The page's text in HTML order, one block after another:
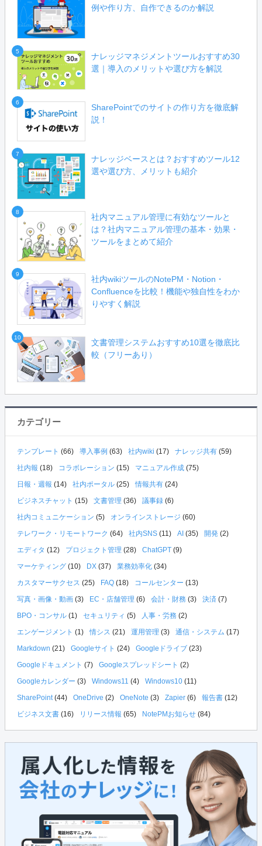
例や作り方、自作できるのか解説
5
ナレッジマネジメントツールおすすめ30
選｜導入のメリットや選び方を解説
6
SharePointでのサイトの作り方を徹底解
説！
7
ナレッジベースとは？おすすめツール12
選や選び方、メリットも紹介
8
社内マニュアル管理に有効なツールと
は？社内マニュアル管理の基本・効果・
ツールをまとめて紹介
9
社内wikiツールのNotePM・Notion・
Confluenceを比較！機能や独自性をわか
りやすく解説
10
文書管理システムおすすめ10選を徹底比
較（フリーあり）
カテゴリー
テンプレート (66) 導入事例 (63) 社内wiki (17) ナレッジ共有 (59)
社内報 (18) コラボレーション (15) マニュアル作成 (75)
日報・週報 (14) 社内ポータル (25) 情報共有 (24)
ビジネスチャット (15) 文書管理 (36) 議事録 (6)
社内コミュニケーション (5) オンラインストレージ (60)
テレワーク・リモートワーク (64) 社内SNS (11) AI (35) 開発 (2)
エディタ (12) プロジェクト管理 (28) ChatGPT (9)
マーケティング (10) DX (37) 業務効率化 (34)
カスタマーサクセス (25) FAQ (18) コールセンター (13)
写真・画像・動画 (3) EC・店舗管理 (6) 会計・財務 (3) 決済 (7)
BPO・コンサル (1) セキュリティ (5) 人事・労務 (2)
エンゲージメント (1) 情シス (21) 運用管理 (3) 通信・システム (17)
Markdown (21) Googleサイト (24) Googleドライブ (23)
Googleドキュメント (7) Googleスプレッドシート (2)
Googleカレンダー (3) Windows11 (4) Windows10 (11)
SharePoint(44) OneDrive (2) OneNote (3) Zapier (6) 報告書 (12)
ビジネス文書 (16) リリース情報 (65) NotePMお知らせ (84)